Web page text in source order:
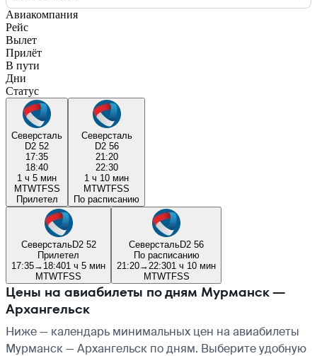
Авиакомпания
Рейс
Вылет
Прилёт
В пути
Дни
Статус
Северсталь
D2 52
17:35
18:40
1 ч 5 мин
MTWTFSS
Прилетел
Северсталь
D2 56
21:20
22:30
1 ч 10 мин
MTWTFSS
По расписанию
СеверстальD2 52
Прилетел
17:35→ 18:401 ч 5 мин
MTWTFSS
СеверстальD2 56
По расписанию
21:20→ 22:301 ч 10 мин
MTWTFSS
Цены на авиабилеты по дням Мурманск —
Архангельск
Ниже — календарь минимальных цен на авиабилеты
Мурманск — Архангельск по дням. Выберите удобную